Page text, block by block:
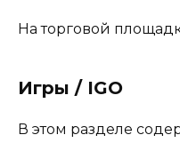
На торговой
Игры / IGO
В этом разделе